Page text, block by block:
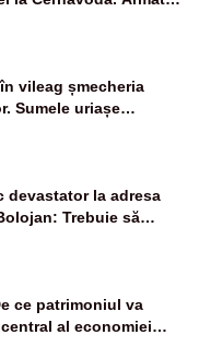
și va devia apa
vileag șmecheria
Sumele uriașe
român
devastator la adresa
Trebuie să
dar nu șținem omaneii
ce patrimoniul va
al economiei